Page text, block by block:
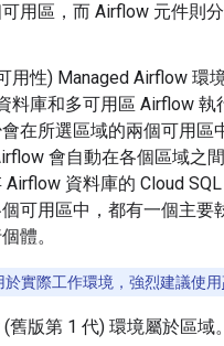
用區，而 Airflow 元件則
用性) Managed Airflow 環
料庫和多可用區 Airflow 執
在所選區域的兩個可用區
會自動在各個區域之
Airflow 資料庫的 Cloud
可用區中，都有一個主要
體。
於實際工作環境，強烈建議使用
舊版第 1 代) 環境屬於區域。